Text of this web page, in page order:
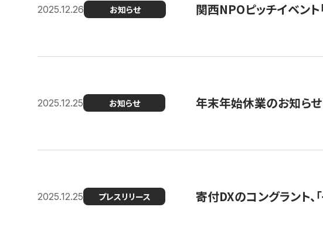
2025.12.26 お知らせ 関西NPOピッチイベント
2025.12.25 お知らせ 年末年始休業のお知らせ
2025.12.25 プレスリリース 寄付DXのコングラント